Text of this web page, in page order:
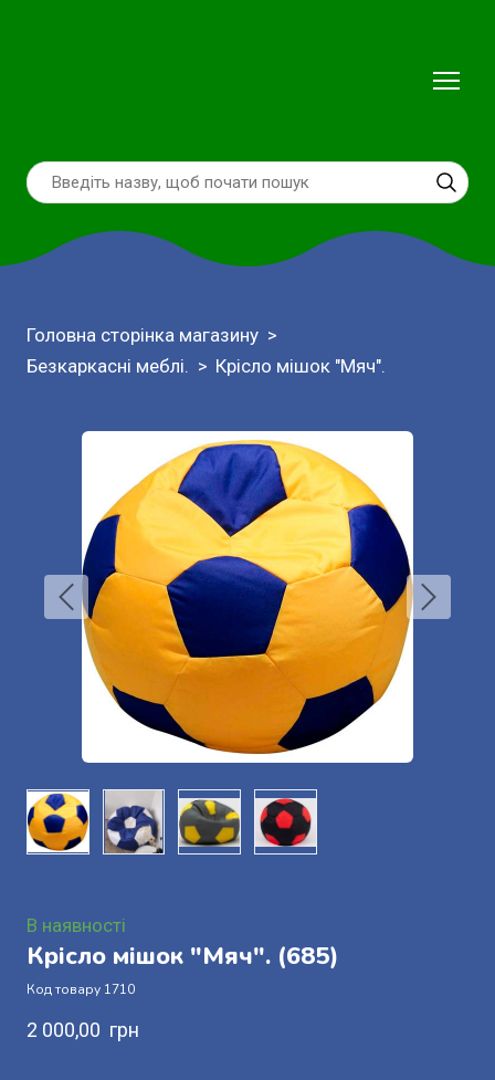
Головна сторінка магазину
Безкаркасні меблі.
Крісло мішок "Мяч".
В наявності
Крісло мішок "Мяч". (685)
Код товару 1710
2 000,00  грн